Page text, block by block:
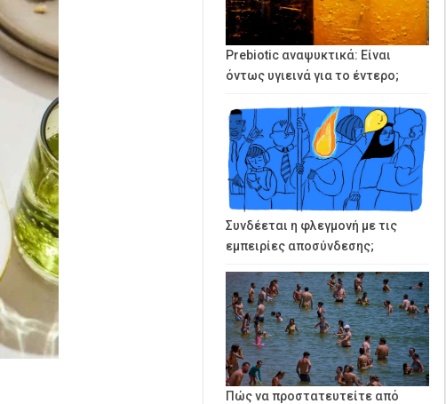
Prebiotic αναψυκτικά: Είναι
όντως υγιεινά για το έντερο;
Συνδέεται η φλεγμονή με τις
εμπειρίες αποσύνδεσης;
Πώς να προστατευτείτε από